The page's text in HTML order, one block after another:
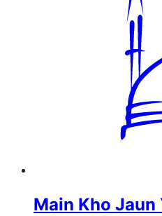
Main Kho Jaun